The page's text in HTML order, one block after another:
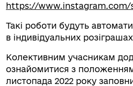
https://
Такі роботи будуть
в індивідуальних
Колективним учасникам
ознайомитися з
листопада 2022 року